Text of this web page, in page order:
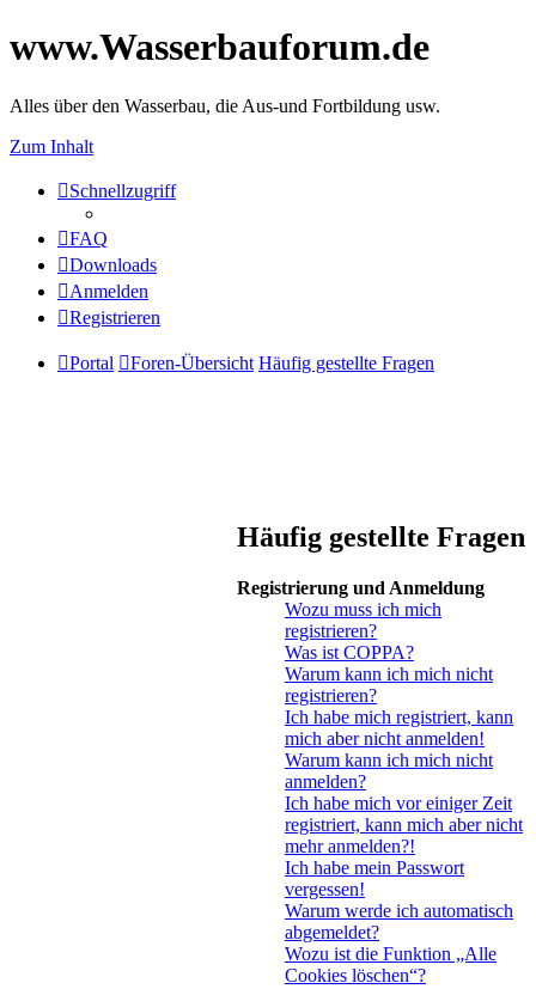
www.Wasserbauforum.de
Alles über den Wasserbau, die Aus-und Fortbildung usw.
Zum Inhalt
Schnellzugriff
FAQ
Downloads
Anmelden
Registrieren
Portal Foren-Übersicht Häufig gestellte Fragen
Häufig gestellte Fragen
Registrierung und Anmeldung
Wozu muss ich mich
registrieren?
Was ist COPPA?
Warum kann ich mich nicht
registrieren?
Ich habe mich registriert, kann
mich aber nicht anmelden!
Warum kann ich mich nicht
anmelden?
Ich habe mich vor einiger Zeit
registriert, kann mich aber nicht
mehr anmelden?!
Ich habe mein Passwort
vergessen!
Warum werde ich automatisch
abgemeldet?
Wozu ist die Funktion „Alle
Cookies löschen“?